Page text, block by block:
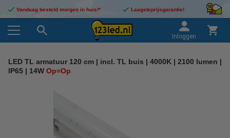
Vandaag besteld morgen in huis!* Laagsteprijsgarantie!
Inloggen
LED TL armatuur 120 cm | incl. TL buis | 4000K | 2100 lumen |
IP65 | 14W Op=Op